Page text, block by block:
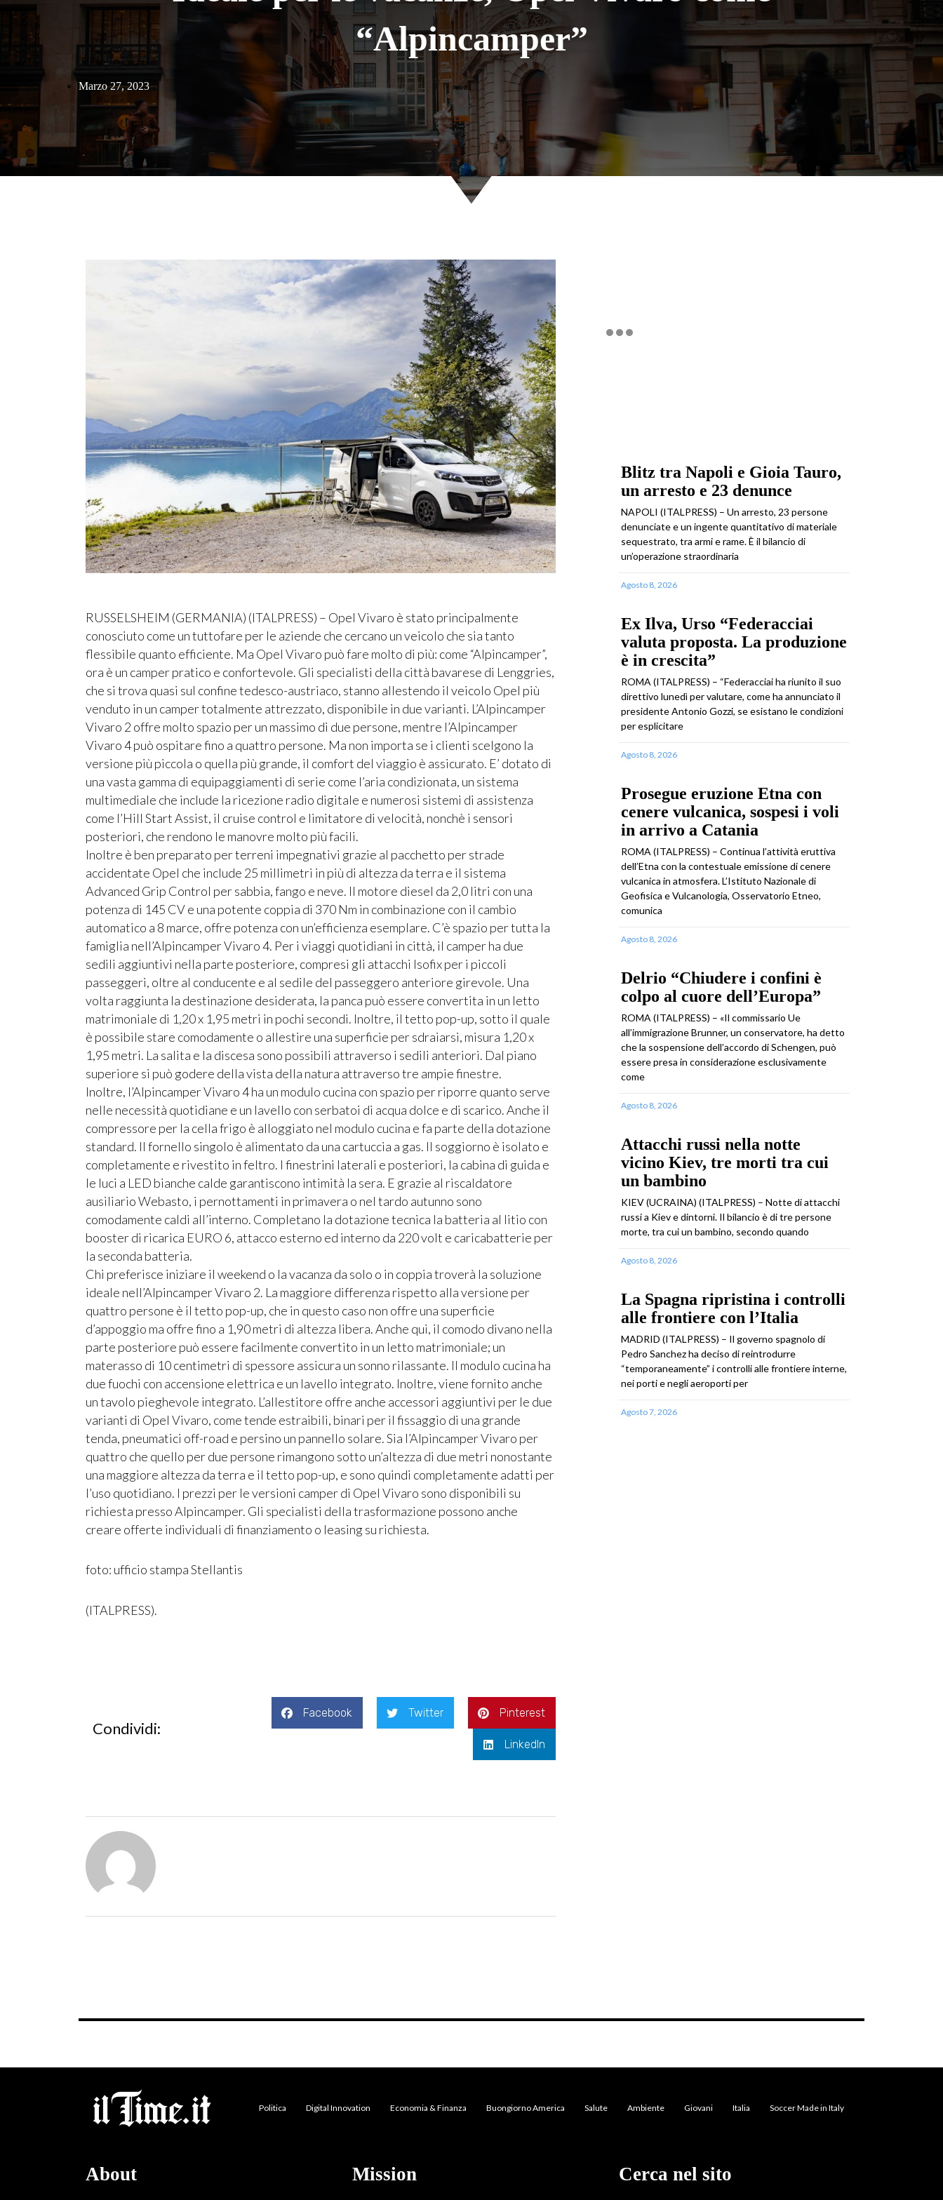
“Alpincamper”
Marzo 27, 2023
RUSSELSHEIM (GERMANIA) (ITALPRESS) – Opel Vivaro è stato principalmente
conosciuto come un tuttofare per le aziende che cercano un veicolo che sia tanto
flessibile quanto efficiente. Ma Opel Vivaro può fare molto di più: come “Alpincamper”,
ora è un camper pratico e confortevole. Gli specialisti della città bavarese di Lenggries,
che si trova quasi sul confine tedesco-austriaco, stanno allestendo il veicolo Opel più
venduto in un camper totalmente attrezzato, disponibile in due varianti. L’Alpincamper
Vivaro 2 offre molto spazio per un massimo di due persone, mentre l’Alpincamper
Vivaro 4 può ospitare fino a quattro persone. Ma non importa se i clienti scelgono la
versione più piccola o quella più grande, il comfort del viaggio è assicurato. E’ dotato di
una vasta gamma di equipaggiamenti di serie come l’aria condizionata, un sistema
multimediale che include la ricezione radio digitale e numerosi sistemi di assistenza
come l’Hill Start Assist, il cruise control e limitatore di velocità, nonchè i sensori
posteriori, che rendono le manovre molto più facili.
Inoltre è ben preparato per terreni impegnativi grazie al pacchetto per strade
accidentate Opel che include 25 millimetri in più di altezza da terra e il sistema
Advanced Grip Control per sabbia, fango e neve. Il motore diesel da 2,0 litri con una
potenza di 145 CV e una potente coppia di 370 Nm in combinazione con il cambio
automatico a 8 marce, offre potenza con un’efficienza esemplare. C’è spazio per tutta la
famiglia nell’Alpincamper Vivaro 4. Per i viaggi quotidiani in città, il camper ha due
sedili aggiuntivi nella parte posteriore, compresi gli attacchi Isofix per i piccoli
passeggeri, oltre al conducente e al sedile del passeggero anteriore girevole. Una
volta raggiunta la destinazione desiderata, la panca può essere convertita in un letto
matrimoniale di 1,20 x 1,95 metri in pochi secondi. Inoltre, il tetto pop-up, sotto il quale
è possibile stare comodamente o allestire una superficie per sdraiarsi, misura 1,20 x
1,95 metri. La salita e la discesa sono possibili attraverso i sedili anteriori. Dal piano
superiore si può godere della vista della natura attraverso tre ampie finestre.
Inoltre, l’Alpincamper Vivaro 4 ha un modulo cucina con spazio per riporre quanto serve
nelle necessità quotidiane e un lavello con serbatoi di acqua dolce e di scarico. Anche il
compressore per la cella frigo è alloggiato nel modulo cucina e fa parte della dotazione
standard. Il fornello singolo è alimentato da una cartuccia a gas. Il soggiorno è isolato e
completamente e rivestito in feltro. I finestrini laterali e posteriori, la cabina di guida e
le luci a LED bianche calde garantiscono intimità la sera. E grazie al riscaldatore
ausiliario Webasto, i pernottamenti in primavera o nel tardo autunno sono
comodamente caldi all’interno. Completano la dotazione tecnica la batteria al litio con
booster di ricarica EURO 6, attacco esterno ed interno da 220 volt e caricabatterie per
la seconda batteria.
Chi preferisce iniziare il weekend o la vacanza da solo o in coppia troverà la soluzione
ideale nell’Alpincamper Vivaro 2. La maggiore differenza rispetto alla versione per
quattro persone è il tetto pop-up, che in questo caso non offre una superficie
d’appoggio ma offre fino a 1,90 metri di altezza libera. Anche qui, il comodo divano nella
parte posteriore può essere facilmente convertito in un letto matrimoniale; un
materasso di 10 centimetri di spessore assicura un sonno rilassante. Il modulo cucina ha
due fuochi con accensione elettrica e un lavello integrato. Inoltre, viene fornito anche
un tavolo pieghevole integrato. L’allestitore offre anche accessori aggiuntivi per le due
varianti di Opel Vivaro, come tende estraibili, binari per il fissaggio di una grande
tenda, pneumatici off-road e persino un pannello solare. Sia l’Alpincamper Vivaro per
quattro che quello per due persone rimangono sotto un’altezza di due metri nonostante
una maggiore altezza da terra e il tetto pop-up, e sono quindi completamente adatti per
l’uso quotidiano. I prezzi per le versioni camper di Opel Vivaro sono disponibili su
richiesta presso Alpincamper. Gli specialisti della trasformazione possono anche
creare offerte individuali di finanziamento o leasing su richiesta.
foto: ufficio stampa Stellantis
(ITALPRESS).
Condividi:
Facebook Twitter Pinterest
LinkedIn
Blitz tra Napoli e Gioia Tauro,
un arresto e 23 denunce
NAPOLI (ITALPRESS) – Un arresto, 23 persone
denunciate e un ingente quantitativo di materiale
sequestrato, tra armi e rame. È il bilancio di
un’operazione straordinaria
Agosto 8, 2026
Ex Ilva, Urso “Federacciai
valuta proposta. La produzione
è in crescita”
ROMA (ITALPRESS) – “Federacciai ha riunito il suo
direttivo lunedì per valutare, come ha annunciato il
presidente Antonio Gozzi, se esistano le condizioni
per esplicitare
Agosto 8, 2026
Prosegue eruzione Etna con
cenere vulcanica, sospesi i voli
in arrivo a Catania
ROMA (ITALPRESS) – Continua l’attività eruttiva
dell’Etna con la contestuale emissione di cenere
vulcanica in atmosfera. L’Istituto Nazionale di
Geofisica e Vulcanologia, Osservatorio Etneo,
comunica
Agosto 8, 2026
Delrio “Chiudere i confini è
colpo al cuore dell’Europa”
ROMA (ITALPRESS) – «Il commissario Ue
all’immigrazione Brunner, un conservatore, ha detto
che la sospensione dell’accordo di Schengen, può
essere presa in considerazione esclusivamente
come
Agosto 8, 2026
Attacchi russi nella notte
vicino Kiev, tre morti tra cui
un bambino
KIEV (UCRAINA) (ITALPRESS) – Notte di attacchi
russi a Kiev e dintorni. Il bilancio è di tre persone
morte, tra cui un bambino, secondo quando
Agosto 8, 2026
La Spagna ripristina i controlli
alle frontiere con l’Italia
MADRID (ITALPRESS) – Il governo spagnolo di
Pedro Sanchez ha deciso di reintrodurre
“temporaneamente” i controlli alle frontiere interne,
nei porti e negli aeroporti per
Agosto 7, 2026
Politica Digital Innovation Economia & Finanza Buongiorno America Salute Ambiente Giovani Italia Soccer Made in Italy
About Mission Cerca nel sito